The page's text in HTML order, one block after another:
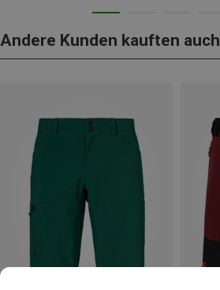
Andere Kunden kauften auch